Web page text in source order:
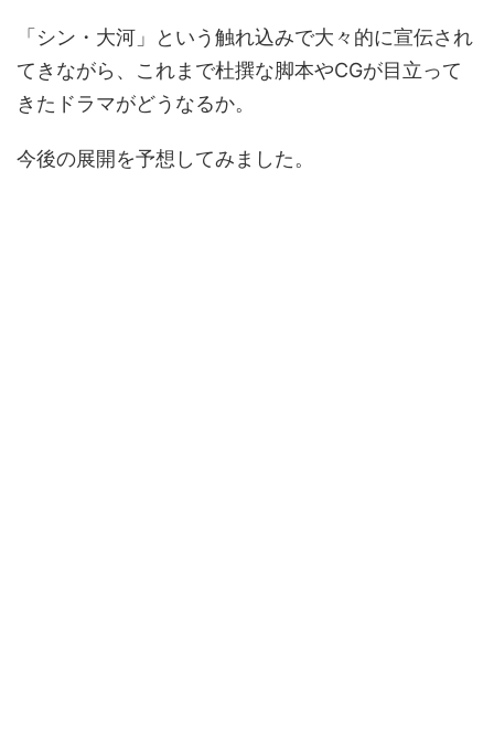
「シン・大河」という触れ込みで大々的に宣伝され
てきながら、これまで杜撰な脚本やCGが目立って
きたドラマがどうなるか。
今後の展開を予想してみました。